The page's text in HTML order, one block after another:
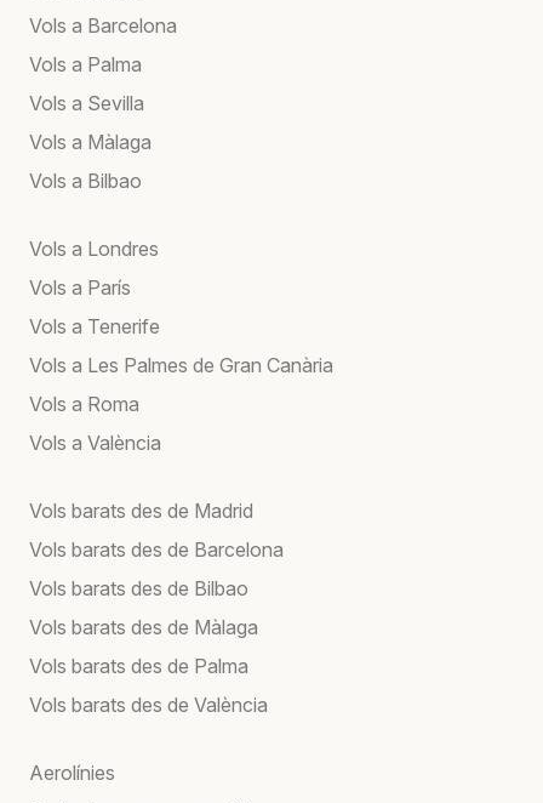
Vols a Barcelona
Vols a Palma
Vols a Sevilla
Vols a Màlaga
Vols a Bilbao
Vols a Londres
Vols a París
Vols a Tenerife
Vols a Les Palmes de Gran Canària
Vols a Roma
Vols a València
Vols barats des de Madrid
Vols barats des de Barcelona
Vols barats des de Bilbao
Vols barats des de Màlaga
Vols barats des de Palma
Vols barats des de València
Aerolínies